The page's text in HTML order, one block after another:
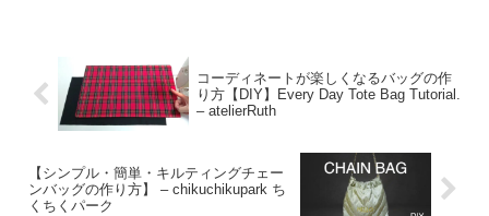
コーディネートが楽しくなるバッグの作
り方【DIY】Every Day Tote Bag Tutorial.
– atelierRuth
【シンプル・簡単・キルティングチェー
ンバッグの作り方】 – chikuchikupark ち
くちくパーク